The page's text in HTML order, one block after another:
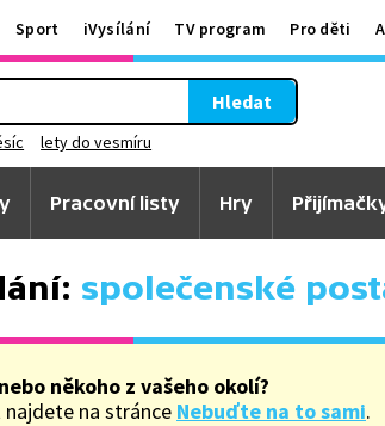
Sport iVysílání TV program Pro děti
Hledat
lety do vesmíru
Pracovní listy Hry
společenské
někoho z vašeho okolí?
na stránce Nebuďte na to sami.